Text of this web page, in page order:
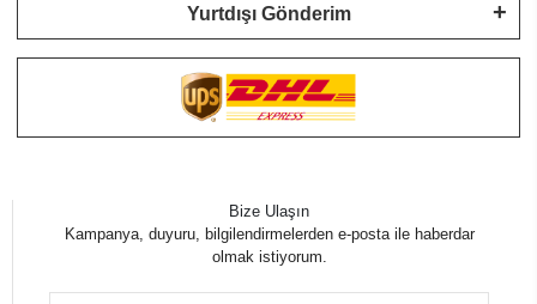
Yurtdışı Gönderim
Bize Ulaşın
Kampanya, duyuru, bilgilendirmelerden e-posta ile haberdar
olmak istiyorum.